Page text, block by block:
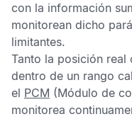
con la información
monitorean dicho
limitantes.
Tanto la posición real
dentro de un rango
el PCM (Módulo de
monitorea